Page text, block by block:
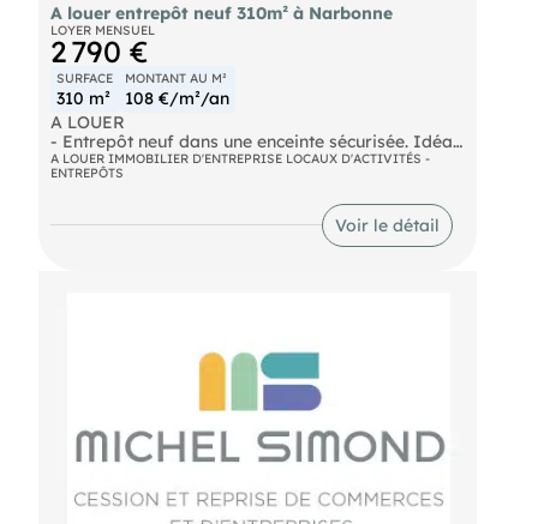
A louer entrepôt neuf 310m² à Narbonne
LOYER MENSUEL
2 790 €
SURFACE
310 m²
MONTANT AU M²
108 €/m²/an
A LOUER
- Entrepôt neuf dans une enceinte sécurisée. Idéal
pour activité de stockage. Accès poids lourds avec
aire de retournement. Porte 3x3 plus accès piétons.
Cinq places de parking attenantes. Dossier sur
demande, nous consulter. Loyer mensuel : 2.790€
A LOUER IMMOBILIER D'ENTREPRISE LOCAUX D'ACTIVITÉS -
ENTREPÔTS
Voir le détail